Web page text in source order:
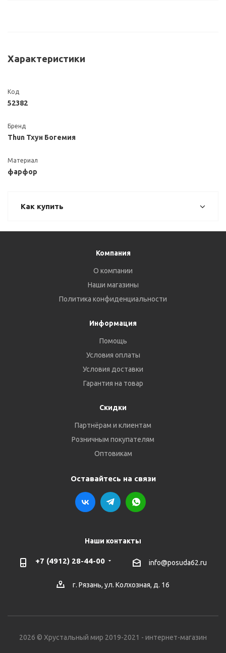
Характеристики
Код
52382
Бренд
Thun Тхун Богемия
Материал
фарфор
Как купить
Компания
О компании
Наши магазины
Политика конфиденциальности
Информация
Помощь
Условия оплаты
Условия доставки
Гарантия на товар
Скидки
Партнёрам и клиентам
Розничным покупателям
Оптовикам
Оставайтесь на связи
Наши контакты
+7 (4912) 28-44-00 info@posuda62.ru
г. Рязань, ул. Колхозная, д. 16
2026 © Хрустальный мир 2019-2021 - интернет-магазин